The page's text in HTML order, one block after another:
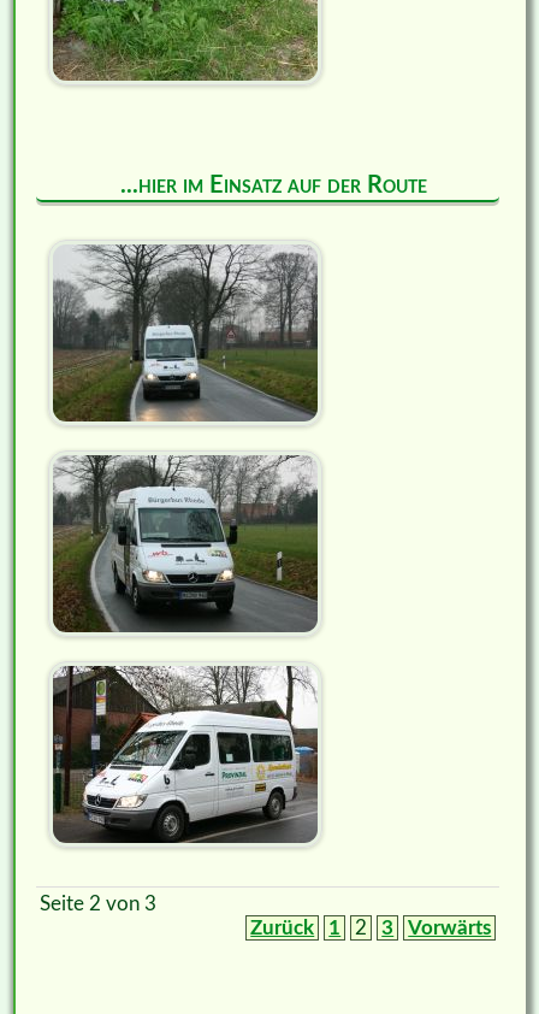
...hier im Einsatz auf der Route
Seite 2 von 3
Zurück
1 2 3 Vorwärts